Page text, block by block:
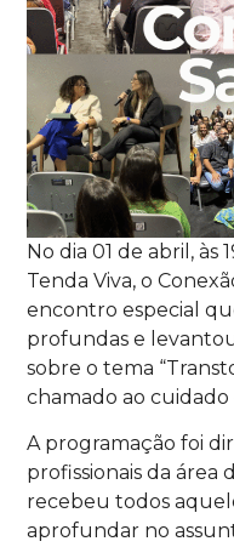
No dia 01 de abril,
Tenda Viva, o
encontro especial
profundas e
sobre o tema
chamado ao cuidado
A programação foi
profissionais da área
recebeu todos
aprofundar no